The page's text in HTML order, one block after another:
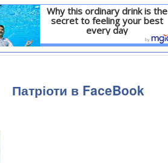
Why this ordinary drink is the
secret to feeling your best
every day
Детальніше
Патріоти в FaceBook